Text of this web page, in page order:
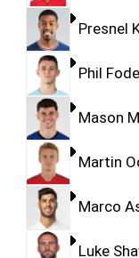
Presnel
Phil
Mason
Martin
Marco
Luke